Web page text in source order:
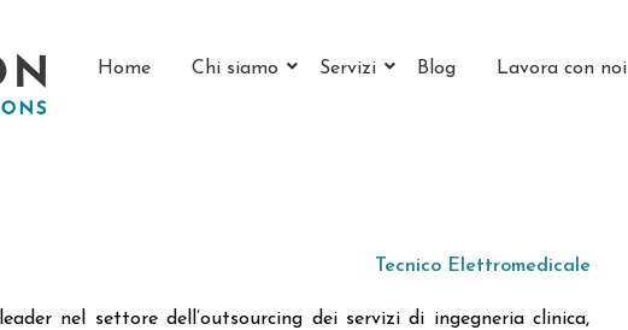
Home Chi siamo Servizi Blog Lavora con noi
Tecnico Elettromedicale
nel settore dell’outsourcing dei servizi di ingegneria clinica,